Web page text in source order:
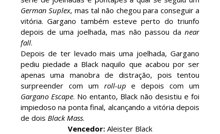
VITÓRIA IMPRESSIONANTE E DESAFIO LANÇADO
PARA O ALL IN: Willow Nightingale e The
Brawling Birds levam a melhor no Grand Slam
Mexico
Unknown-Aug 06 2026
VAGA GARANTIDA NO CASINO GAUNTLET:
Andrade El Idolo vence combate de tripla
ameaça no Grand Slam Mexico e é brutalizado
por MJF
Aug 06 2026
German Suplex, mas tal não chegou para conseguir a
vitória. Gargano também esteve perto do triunfo
depois de uma joelhada, mas não passou danear
fall.
Depois de ter levado mais uma joelhada, Gargano
pediu piedade a Black naquilo que acabou por ser
apenas uma manobra de distração, pois tentou
surpreender com um roll-up e depois com um
Gargano Escape. No entanto, Black não desistiu e foi
impiedoso na ponta final, alcançando a vitória depois
de dois Black Mass.
Vencedor:Aleister Black